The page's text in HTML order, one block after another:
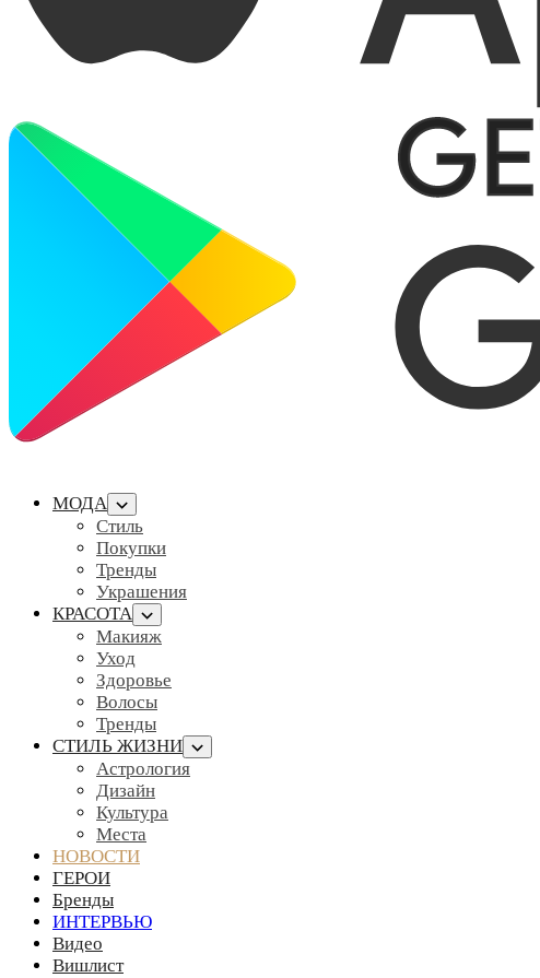
МОДА
Стиль
Покупки
Тренды
Украшения
КРАСОТА
Макияж
Уход
Здоровье
Волосы
Тренды
СТИЛЬ ЖИЗНИ
Астрология
Дизайн
Культура
Места
НОВОСТИ
ГЕРОИ
Бренды
ИНТЕРВЬЮ
Видео
Вишлист